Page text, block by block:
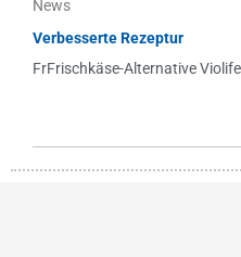
News
Verbesserte Rezeptur
FrFrischkäse-Alternative